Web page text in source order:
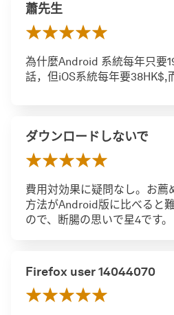
蕭先生
為什麼Android 系統每年只要
話，但iOS系統每年要38HK$,
ダウンロードしないで
費用対効果に疑問なし。お薦
方法がAndroid版に比べると
ので、断腸の思いで星4です。
Firefox user 14044070